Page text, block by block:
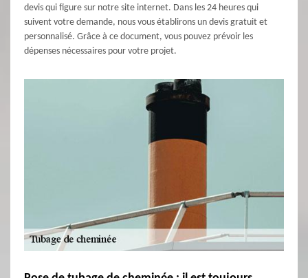
devis qui figure sur notre site internet. Dans les 24 heures qui
suivent votre demande, nous vous établirons un devis gratuit et
personnalisé. Grâce à ce document, vous pouvez prévoir les
dépenses nécessaires pour votre projet.